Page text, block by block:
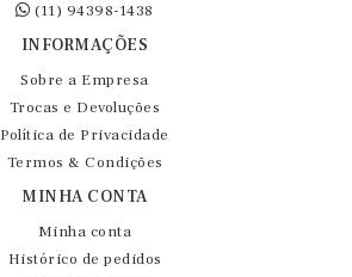
(11) 94398-1438
INFORMAÇÕES
Sobre a Empresa
Trocas e Devoluções
Política de Privacidade
Termos & Condições
MINHA CONTA
Minha conta
Histórico de pedidos